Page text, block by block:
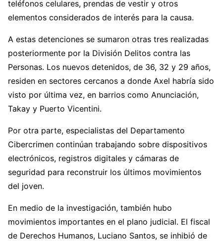
teléfonos celulares, prendas de vestir y otros
elementos considerados de interés para la causa.
A estas detenciones se sumaron otras tres realizadas
posteriormente por la División Delitos contra las
Personas. Los nuevos detenidos, de 36, 32 y 29 años,
residen en sectores cercanos a donde Axel habría sido
visto por última vez, en barrios como Anunciación,
Takay y Puerto Vicentini.
Por otra parte, especialistas del Departamento
Cibercrimen continúan trabajando sobre dispositivos
electrónicos, registros digitales y cámaras de
seguridad para reconstruir los últimos movimientos
del joven.
En medio de la investigación, también hubo
movimientos importantes en el plano judicial. El fiscal
de Derechos Humanos, Luciano Santos, se inhibió de